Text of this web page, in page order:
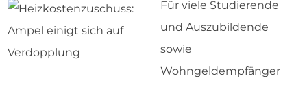
Für viele Studierende
und Auszubildende
sowie
Wohngeldempfänger